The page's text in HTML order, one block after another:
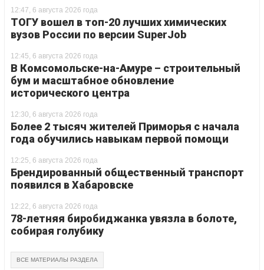
12:47, 6 августа 2026 года
ТОГУ вошел в топ-20 лучших химических
вузов России по версии SuperJob
12:45, 6 августа 2026 года
В Комсомольске-на-Амуре – строительный
бум и масштабное обновление
исторического центра
12:30, 6 августа 2026 года
Более 2 тысяч жителей Приморья с начала
года обучились навыкам первой помощи
12:25, 6 августа 2026 года
Брендированный общественный транспорт
появился в Хабаровске
12:22, 6 августа 2026 года
78-летняя биробиджанка увязла в болоте,
собирая голубику
ВСЕ МАТЕРИАЛЫ РАЗДЕЛА